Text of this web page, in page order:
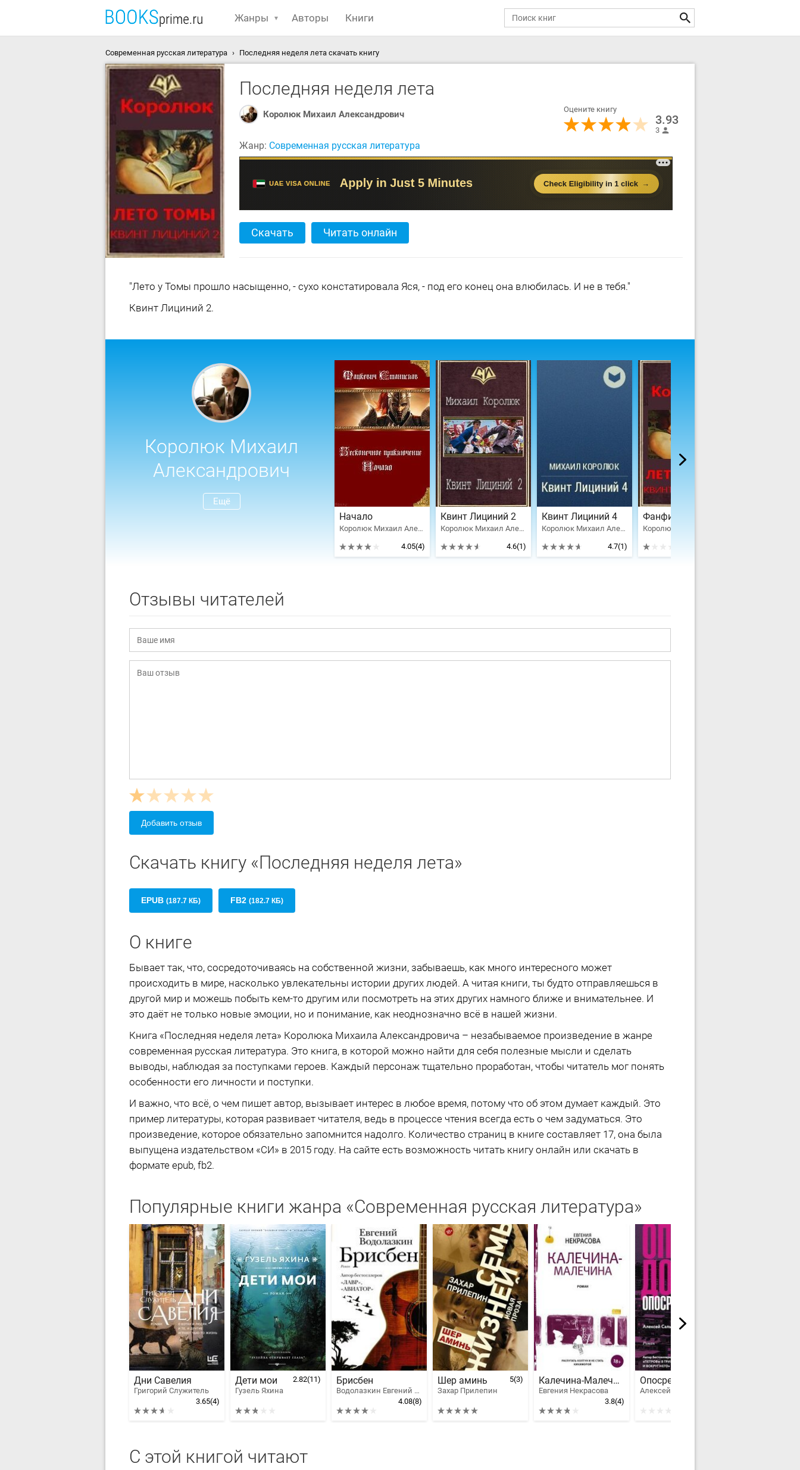
Жанры Авторы Книги
Современная русская литература Последняя неделя лета скачать книгу
Последняя неделя лета
Королюк Михаил Александрович Оцените книгу
3.93
3
Жанр: Современная русская литература
Скачать Читать онлайн
"Лето у Томы прошло насыщенно, - сухо констатировала Яся, - под его конец она влюбилась. И не в тебя."
Квинт Лициний 2.
Королюк Михаил
Александрович
Ещё
Начало
Королюк Михаил Александрович
4.05(4)
Квинт Лициний 2
Королюк Михаил Александрович
4.6(1)
Квинт Лициний 4
Королюк Михаил Александрович
4.7(1)
Отзывы читателей
Добавить отзыв
Скачать книгу «Последняя неделя лета»
EPUB (187.7 КБ) FB2 (182.7 КБ)
О книге
Бывает так, что, сосредоточиваясь на собственной жизни, забываешь, как много интересного может
происходить в мире, насколько увлекательны истории других людей. А читая книги, ты будто отправляешься в
другой мир и можешь побыть кем-то другим или посмотреть на этих других намного ближе и внимательнее. И
это даёт не только новые эмоции, но и понимание, как неоднозначно всё в нашей жизни.
Книга «Последняя неделя лета» Королюка Михаила Александровича – незабываемое произведение в жанре
современная русская литература. Это книга, в которой можно найти для себя полезные мысли и сделать
выводы, наблюдая за поступками героев. Каждый персонаж тщательно проработан, чтобы читатель мог понять
особенности его личности и поступки.
И важно, что всё, о чем пишет автор, вызывает интерес в любое время, потому что об этом думает каждый. Это
пример литературы, которая развивает читателя, ведь в процессе чтения всегда есть о чем задуматься. Это
произведение, которое обязательно запомнится надолго. Количество страниц в книге составляет 17, она была
выпущена издательством «СИ» в 2015 году. На сайте есть возможность читать книгу онлайн или скачать в
формате epub, fb2.
Популярные книги жанра «Современная русская литература»
Дни Савелия
Григорий Служитель
3.65(4)
Дети мои
Гузель Яхина
2.82(11) Брисбен
Водолазкин Евгений Германович
4.08(8)
Шер аминь
Захар Прилепин
5(3) Калечина-Малечина
Евгения Некрасова
3.8(4)
Опосредованно
Алексей Сальников
С этой книгой читают